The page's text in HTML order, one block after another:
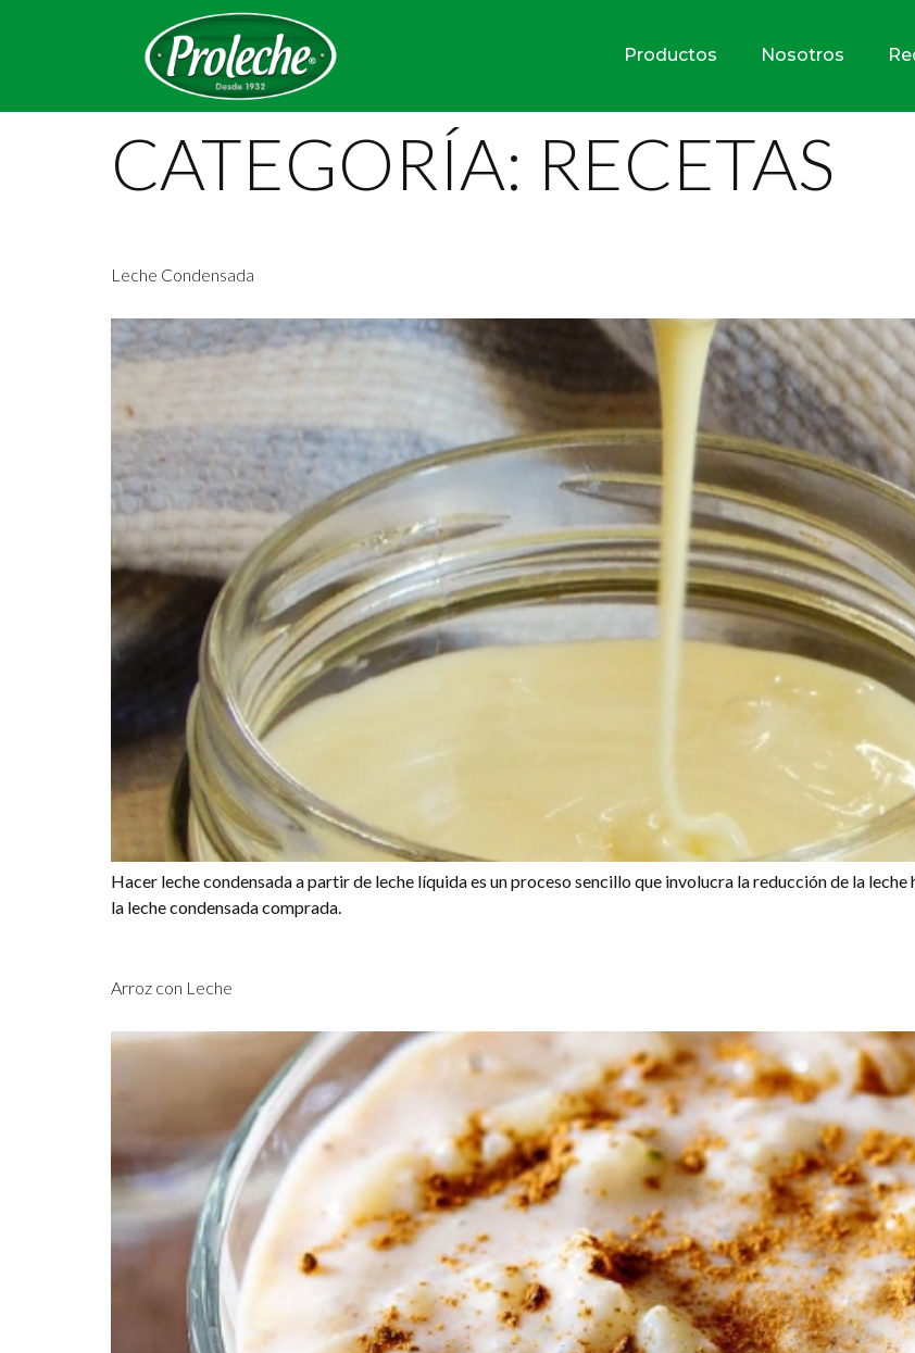
Productos Nosotros
CATEGORÍA: RECETAS
Leche Condensada
Hacer leche condensada a partir de leche líquida es un proceso sencillo que involucra la reducción de la
la leche condensada comprada.
Arroz con Leche